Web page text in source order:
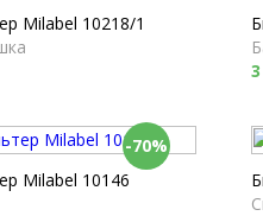
Milabel 10218/1
-70%
Milabel 10146